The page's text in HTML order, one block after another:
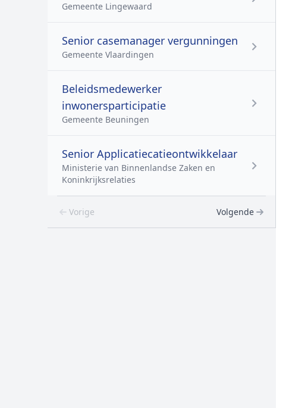
Gemeente Lingewaard
Senior casemanager vergunningen
Gemeente Vlaardingen
Beleidsmedewerker
inwonersparticipatie
Gemeente Beuningen
Senior Applicatiecatieontwikkelaar
Ministerie van Binnenlandse Zaken en
Koninkrijksrelaties
Vorige Volgende